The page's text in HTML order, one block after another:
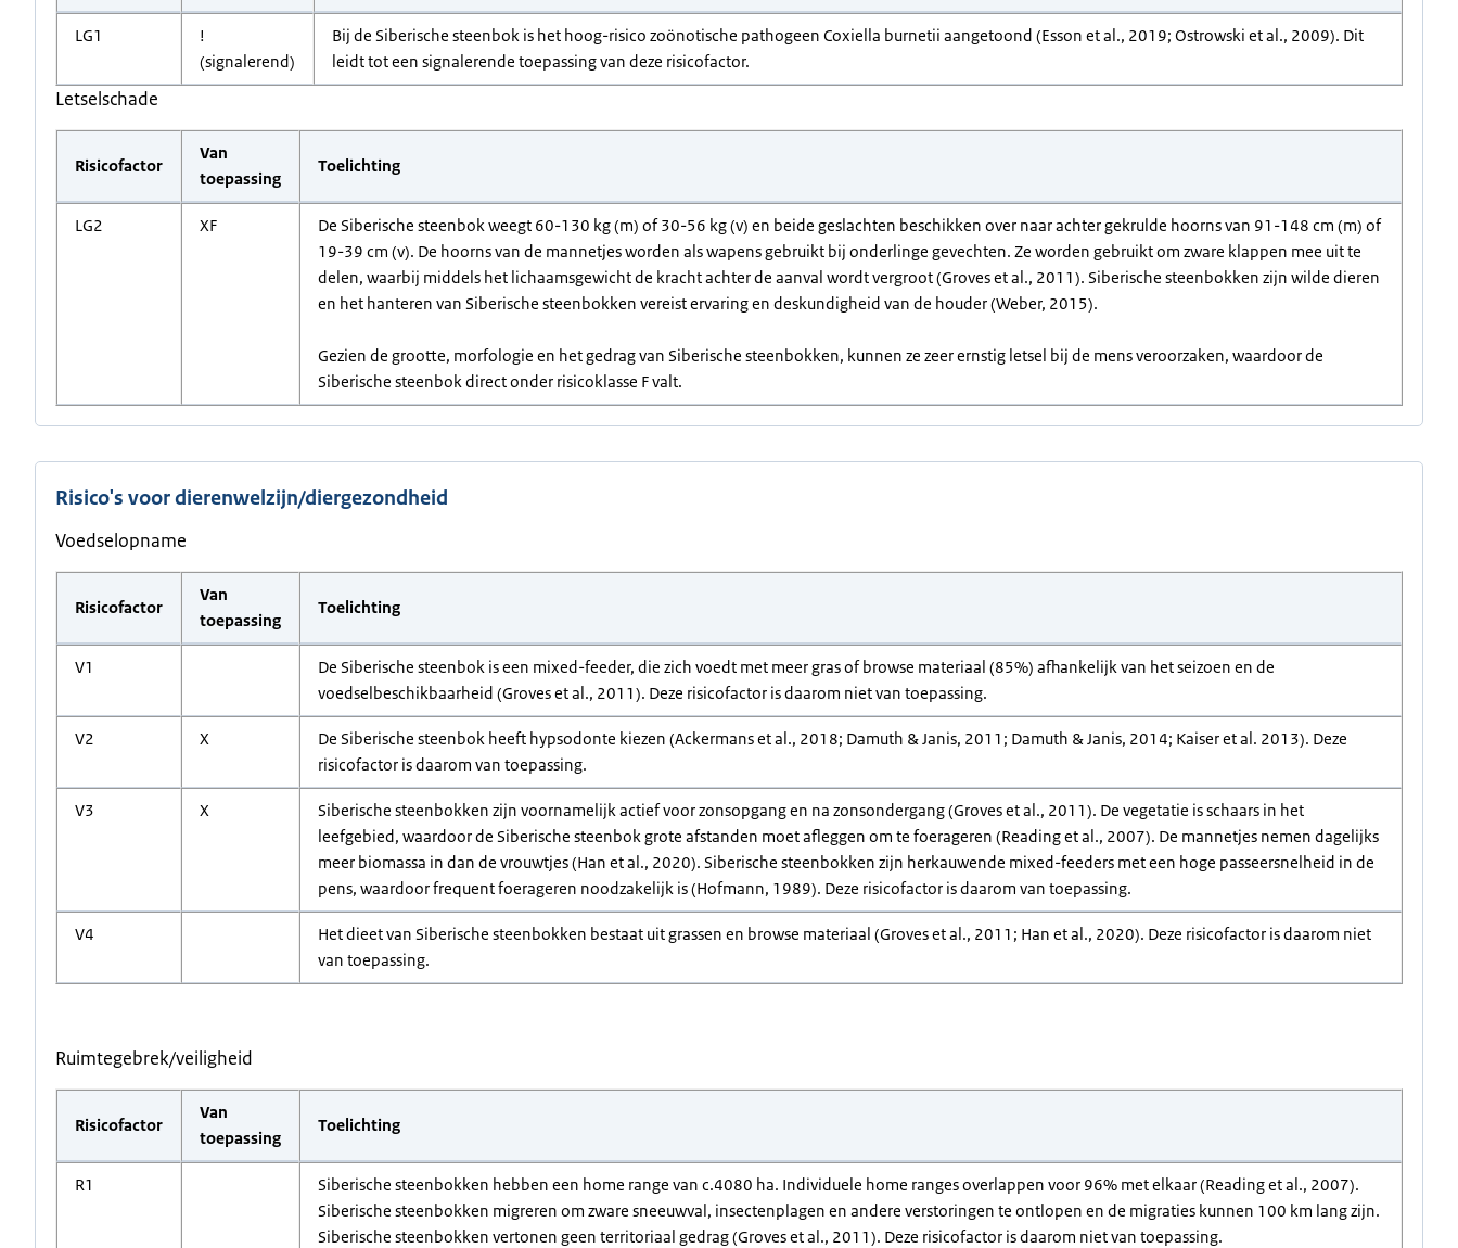
LG1
!
(signalerend)
Bij de Siberische steenbok is het hoog-risico zoönotische pathogeen Coxiella burnetii aangetoond (Esson et al., 2019; Ostrowski et al., 2009). Dit
leidt tot een signalerende toepassing van deze risicofactor.
Letselschade
Risicofactor
Van
toepassing
Toelichting
LG2 XF
De Siberische steenbok weegt 60-130 kg (m) of 30-56 kg (v) en beide geslachten beschikken over naar achter gekrulde hoorns van 91-148 cm (m) of
19-39 cm (v). De hoorns van de mannetjes worden als wapens gebruikt bij onderlinge gevechten. Ze worden gebruikt om zware klappen mee uit te
delen, waarbij middels het lichaamsgewicht de kracht achter de aanval wordt vergroot (Groves et al., 2011). Siberische steenbokken zijn wilde dieren
en het hanteren van Siberische steenbokken vereist ervaring en deskundigheid van de houder (Weber, 2015).
Gezien de grootte, morfologie en het gedrag van Siberische steenbokken, kunnen ze zeer ernstig letsel bij de mens veroorzaken, waardoor de
Siberische steenbok direct onder risicoklasse F valt.
Risico's voor dierenwelzijn/diergezondheid
Voedselopname
Risicofactor
Van
toepassing
Toelichting
V1
De Siberische steenbok is een mixed-feeder, die zich voedt met meer gras of browse materiaal (85%) afhankelijk van het seizoen en de
voedselbeschikbaarheid (Groves et al., 2011). Deze risicofactor is daarom niet van toepassing.
V2 X
De Siberische steenbok heeft hypsodonte kiezen (Ackermans et al., 2018; Damuth & Janis, 2011; Damuth & Janis, 2014; Kaiser et al. 2013). Deze
risicofactor is daarom van toepassing.
V3 X
Siberische steenbokken zijn voornamelijk actief voor zonsopgang en na zonsondergang (Groves et al., 2011). De vegetatie is schaars in het
leefgebied, waardoor de Siberische steenbok grote afstanden moet afleggen om te foerageren (Reading et al., 2007). De mannetjes nemen dagelijks
meer biomassa in dan de vrouwtjes (Han et al., 2020). Siberische steenbokken zijn herkauwende mixed-feeders met een hoge passeersnelheid in de
pens, waardoor frequent foerageren noodzakelijk is (Hofmann, 1989). Deze risicofactor is daarom van toepassing.
V4
Het dieet van Siberische steenbokken bestaat uit grassen en browse materiaal (Groves et al., 2011; Han et al., 2020). Deze risicofactor is daarom niet
van toepassing.
Ruimtegebrek/veiligheid
Risicofactor
Van
toepassing
Toelichting
R1
Siberische steenbokken hebben een home range van c.4080 ha. Individuele home ranges overlappen voor 96% met elkaar (Reading et al., 2007).
Siberische steenbokken migreren om zware sneeuwval, insectenplagen en andere verstoringen te ontlopen en de migraties kunnen 100 km lang zijn.
Siberische steenbokken vertonen geen territoriaal gedrag (Groves et al., 2011). Deze risicofactor is daarom niet van toepassing.